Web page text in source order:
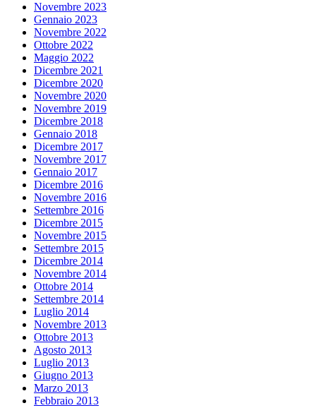
Novembre 2023
Gennaio 2023
Novembre 2022
Ottobre 2022
Maggio 2022
Dicembre 2021
Dicembre 2020
Novembre 2020
Novembre 2019
Dicembre 2018
Gennaio 2018
Dicembre 2017
Novembre 2017
Gennaio 2017
Dicembre 2016
Novembre 2016
Settembre 2016
Dicembre 2015
Novembre 2015
Settembre 2015
Dicembre 2014
Novembre 2014
Ottobre 2014
Settembre 2014
Luglio 2014
Novembre 2013
Ottobre 2013
Agosto 2013
Luglio 2013
Giugno 2013
Marzo 2013
Febbraio 2013